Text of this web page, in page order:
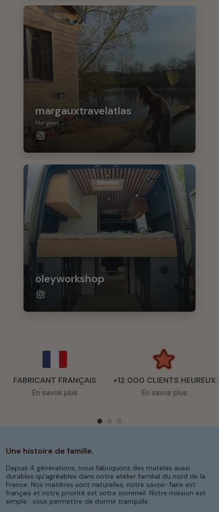
margauxtravelatlas
Margaux
oleyworkshop
FABRICANT FRANÇAIS
En savoir plus
+12 000 CLIENTS HEUREUX
En savoir plus
Une histoire de famille.
Depuis 4 générations, nous fabriquons des matelas aussi
durables qu’agréables dans notre atelier familial du nord de la
France. Nos matières sont naturelles, notre savoir-faire est
français et notre priorité est votre sommeil. Notre mission est
simple : vous permettre de dormir tranquille.